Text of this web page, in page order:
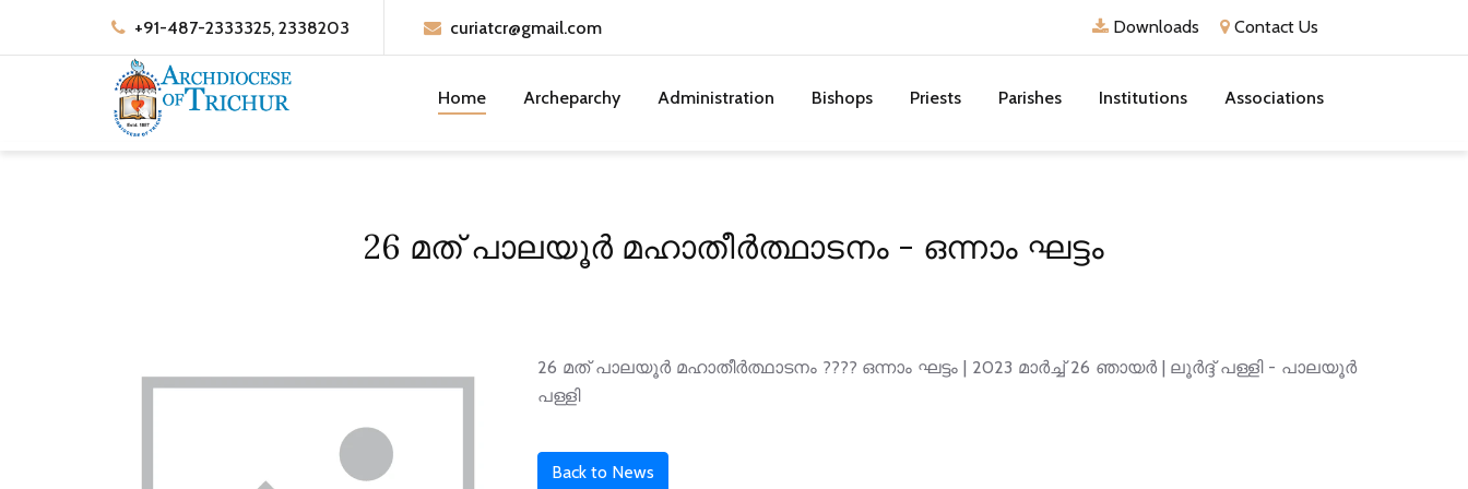
+91-487-2333325, 2338203 curiatcr@gmail.com Downloads Contact Us
Home Archeparchy Administration Bishops Priests Parishes Institutions Associations
26 മത് പാലയൂർ മഹാതീർത്ഥാടനം - ഒന്നാം ഘട്ടം
26 മത് പാലയൂർ മഹാതീർത്ഥാടനം ???? ഒന്നാം ഘട്ടം | 2023 മാർച്ച് 26 ഞായർ | ലൂർദ്ദ് പള്ളി - പാലയൂർ
പള്ളി
Back to News